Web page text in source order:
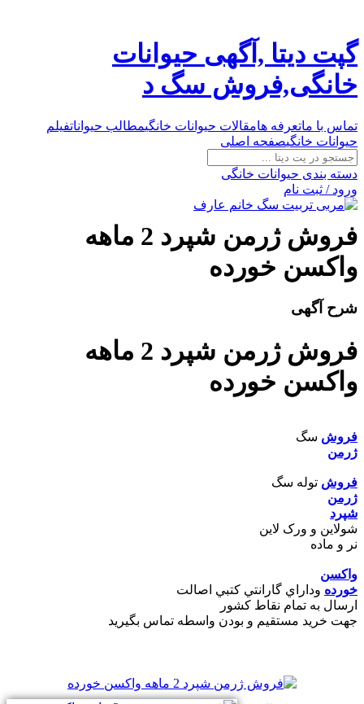
گپت دیتا ,آگهی حیوانات
خانگی,فروش سگ د
تماس با ماتعرفه هامقالات حیوانات خانگیمطالب حیواناتفیلم
حیوانات خانگیصفحه اصلی
دسته بندی حیوانات خانگی
ورود / ثبت نام
فروش ژرمن شپرد 2 ماهه
واکسن خورده
شرح آگهی
فروش ژرمن شپرد 2 ماهه
واکسن خورده
فروش سگ
ژرمن
فروش توله سگ
ژرمن
شپرد
شولاين و ورک لاين
نر و ماده
واکسن
خورده وداراي گارانتي کتبي اصالت
ارسال به تمام نقاط کشور
جهت خريد مستقيم و بودن واسطه تماس بگيريد